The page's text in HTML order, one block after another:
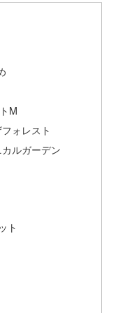
M
ォレスト
ルガーデン
ト